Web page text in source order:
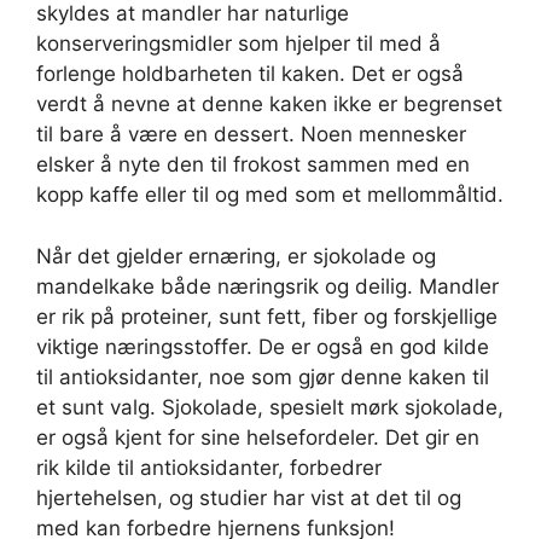
skyldes at mandler har naturlige
konserveringsmidler som hjelper til med å
forlenge holdbarheten til kaken. Det er også
verdt å nevne at denne kaken ikke er begrenset
til bare å være en dessert. Noen mennesker
elsker å nyte den til frokost sammen med en
kopp kaffe eller til og med som et mellommåltid.
Når det gjelder ernæring, er sjokolade og
mandelkake både næringsrik og deilig. Mandler
er rik på proteiner, sunt fett, fiber og forskjellige
viktige næringsstoffer. De er også en god kilde
til antioksidanter, noe som gjør denne kaken til
et sunt valg. Sjokolade, spesielt mørk sjokolade,
er også kjent for sine helsefordeler. Det gir en
rik kilde til antioksidanter, forbedrer
hjertehelsen, og studier har vist at det til og
med kan forbedre hjernens funksjon!